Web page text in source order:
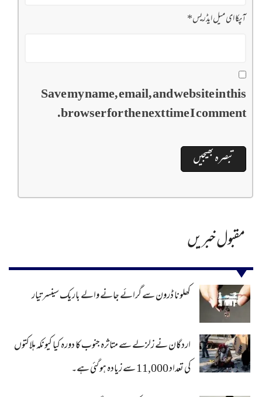
آپکا ای میل ایڈریس*
Save my name, email, and website in this
browser for the next time I comment.
مقبول خبریں
کھلونا ڈرون سے گرائے جانے والے باریک سینسر تیار
اردگان نے زلزلے سے متاثرہ جنوب کا دورہ کیا کیونکہ ہلاکتوں
کی تعداد 11,000 سے زیادہ ہو گئی ہے۔